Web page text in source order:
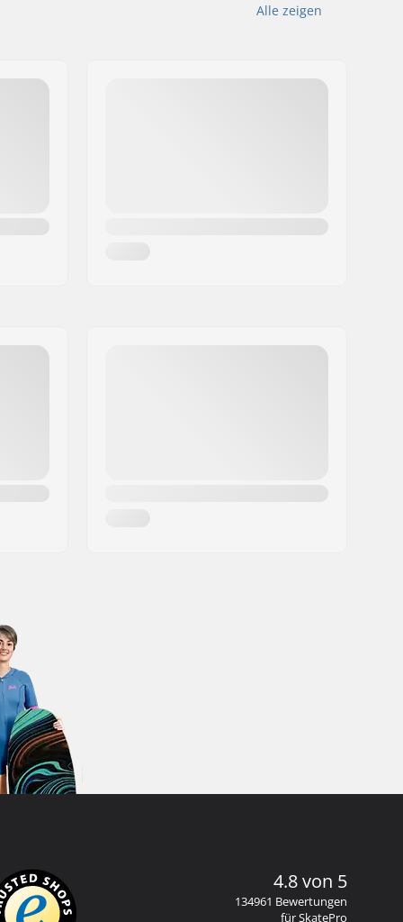
Alle zeigen
4.8 von 5
134961 Bewertungen
für SkatePro